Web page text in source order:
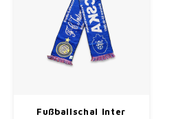
Fußballschal Inter